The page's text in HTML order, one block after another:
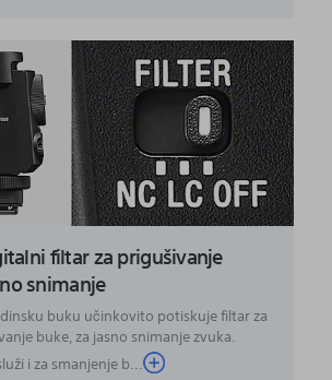
filtar za prigušivanje
snimanje
buku učinkovito potiskuje filtar za
buke, za jasno snimanje zvuka.
i za smanjenje b...